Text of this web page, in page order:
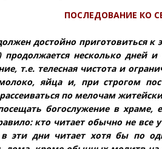
ПОСЛЕДОВАНИЕ КО
достойно приготовиться к
продолжается несколько дней
т.е. телесная чистота и
яйца и, при строгом
по мелочам
богослужение в храме,
кто читает обычно не все
эти дни читает хотя бы по